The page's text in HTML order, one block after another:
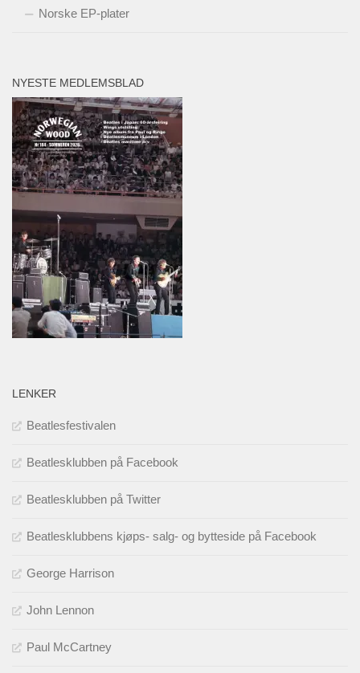
Norske EP-plater
NYESTE MEDLEMSBLAD
LENKER
Beatlesfestivalen
Beatlesklubben på Facebook
Beatlesklubben på Twitter
Beatlesklubbens kjøps- salg- og bytteside på Facebook
George Harrison
John Lennon
Paul McCartney